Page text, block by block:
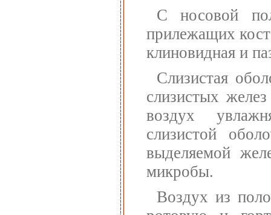
С носовой
прилежащих
клиновидная и
Слизистая
слизистых
воздух
слизистой
выделяемой
микробы.
Воздух из